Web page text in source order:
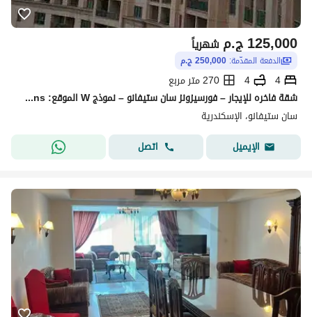
ج.م125,000 شهرياً
الدفعة المقدّمة: 250,000 ج.م
4
4
270 متر مربع
شقة فاخره للإيجار – فورسيزونز سان ستيفانو – نموذج W الموقع: Four Seasons – سان ستيفانو المساحة: حوالي 270 متر مربع
سان ستيفانو، الإسكندرية
الإيميل
اتصل